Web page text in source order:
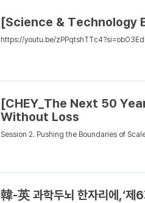
[Science & Technology
https://youtu.be/
[CHEY_The Next 50
Without Loss
Session 2. Pushing the Boundaries of
韓-英 과학두뇌 한자리에,‘제